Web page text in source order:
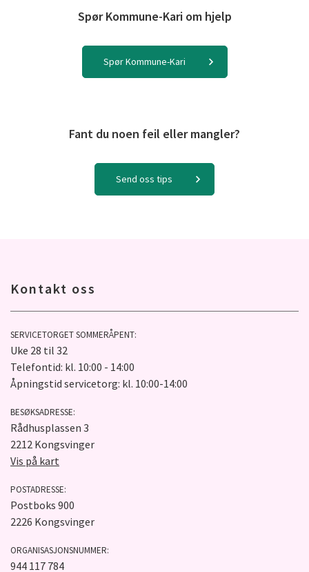
Spør Kommune-Kari om hjelp
Spør Kommune-Kari
Fant du noen feil eller mangler?
Send oss tips
Kontakt oss
SERVICETORGET SOMMERÅPENT:
Uke 28 til 32
Telefontid: kl. 10:00 - 14:00
Åpningstid servicetorg: kl. 10:00-14:00
BESØKSADRESSE:
Rådhusplassen 3
2212 Kongsvinger
Vis på kart
POSTADRESSE:
Postboks 900
2226 Kongsvinger
ORGANISASJONSNUMMER:
944 117 784